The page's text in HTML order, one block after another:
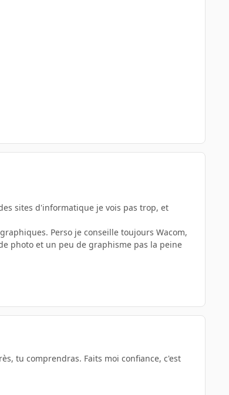
sites d'informatique je vois pas trop, et
Perso je conseille toujours Wacom,
photo et un peu de graphisme pas la peine
tu comprendras. Faits moi confiance, c'est